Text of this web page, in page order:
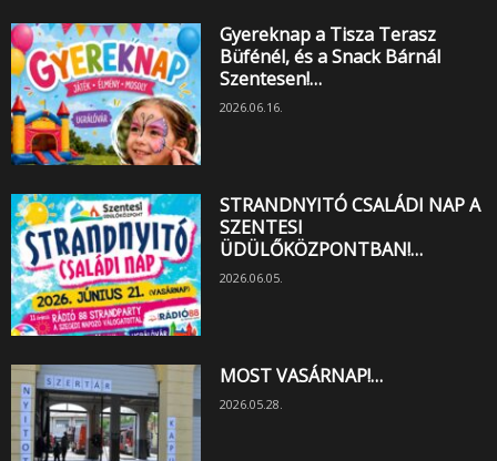
Gyereknap a Tisza Terasz
Büfénél, és a Snack Bárnál
Szentesen!…
2026.06.16.
STRANDNYITÓ CSALÁDI NAP A
SZENTESI
ÜDÜLŐKÖZPONTBAN!…
2026.06.05.
MOST VASÁRNAP!…
2026.05.28.